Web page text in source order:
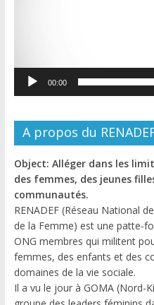
00:00
A propos du
Object: Alléger dans les
des femmes, des jeunes
communautés.
RENADEF (Réseau National
de la Femme) est une patte-
ONG membres qui militent
femmes, des enfants et des
domaines de la vie sociale.
Il a vu le jour à GOMA (Nord-